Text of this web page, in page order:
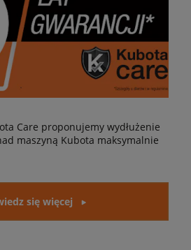
Care proponujemy wydłużenie
maszyną Kubota maksymalnie
się więcej